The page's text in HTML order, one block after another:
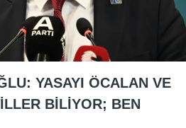
YASAYI ÖCALAN VE
BİLİYOR; BEN